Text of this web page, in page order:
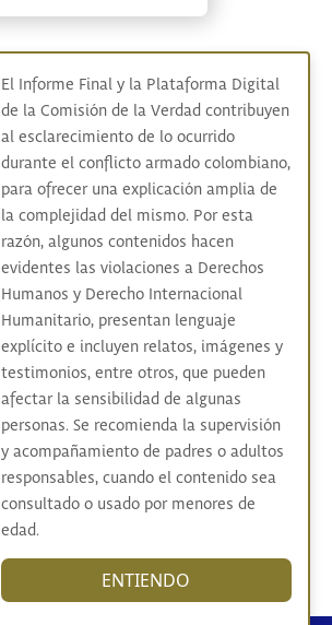
El Informe Final y la Plataforma Digital
de la Comisión de la Verdad contribuyen
al esclarecimiento de lo ocurrido
durante el conflicto armado colombiano,
para ofrecer una explicación amplia de
la complejidad del mismo. Por esta
razón, algunos contenidos hacen
evidentes las violaciones a Derechos
Humanos y Derecho Internacional
Humanitario, presentan lenguaje
explícito e incluyen relatos, imágenes y
testimonios, entre otros, que pueden
afectar la sensibilidad de algunas
personas. Se recomienda la supervisión
y acompañamiento de padres o adultos
responsables, cuando el contenido sea
consultado o usado por menores de
edad.
ENTIENDO